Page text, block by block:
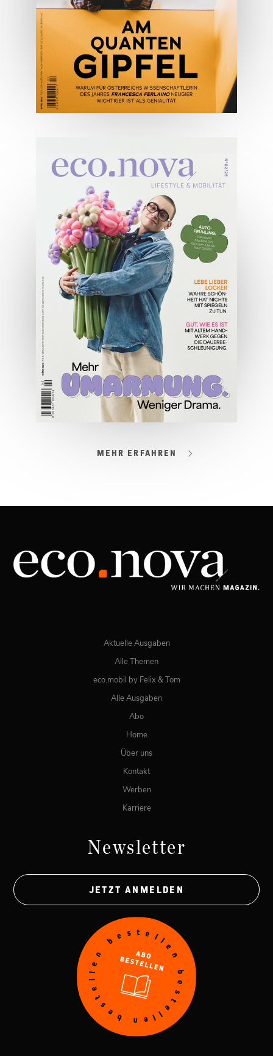
ONLINE LESEN
04/2026
Wirtschaftsausgabe April 2026
JETZT BESTELLEN
ONLINE LESEN
03/2026
JETZT BESTELLEN
MEHR ERFAHREN
Aktuelle Ausgaben
Alle Themen
eco.mobil by Felix & Tom
Alle Ausgaben
Abo
Home
Über uns
Kontakt
Werben
Karriere
Newsletter
JETZT ANMELDEN